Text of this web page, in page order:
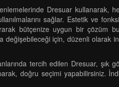
Dresuar kullanarak,
sağlar. Estetik ve
bütçenize uygun bir çözüm
değişebileceği için, düzenli
tercih edilen Dresuar, şık
doğru seçimi yapabilirsiniz.